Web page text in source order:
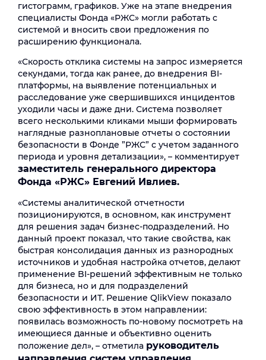
гистограмм, графиков. Уже на этапе внедрения
специалисты Фонда «РЖС» могли работать с
системой и вносить свои предложения по
расширению функционала.
«Скорость отклика системы на запрос измеряется
секундами, тогда как ранее, до внедрения BI-
платформы, на выявление потенциальных и
расследование уже свершившихся инцидентов
уходили часы и даже дни. Система позволяет
всего несколькими кликами мыши формировать
наглядные разноплановые отчеты о состоянии
безопасности в Фонде ”РЖС” с учетом заданного
периода и уровня детализации», – комментирует
заместитель генерального директора
Фонда «РЖС» Евгений Ивлиев.
«Системы аналитической отчетности
позиционируются, в основном, как инструмент
для решения задач бизнес-подразделений. Но
данный проект показал, что такие свойства, как
быстрая консолидация данных из разнородных
источников и удобная настройка отчетов, делают
применение BI-решений эффективным не только
для бизнеса, но и для подразделений
безопасности и ИТ. Решение QlikView показало
свою эффективность в этом направлении:
появилась возможность по-новому посмотреть на
имеющиеся данные и объективно оценить
положение дел», – отметила руководитель